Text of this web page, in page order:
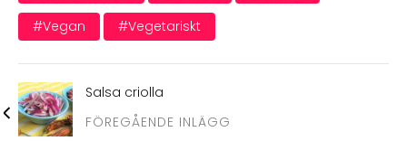
#vegan #vegetariskt
Salsa criolla
FÖREGÅENDE INLÄGG